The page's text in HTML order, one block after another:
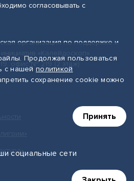
согласовывать с
организация по поддержке и
офис № 219 (2 этаж)
Продолжая пользоваться
с нашей политикой
сохранение cookie можно
Принять
социальные сети